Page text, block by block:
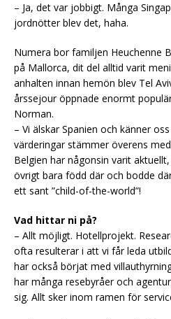
– Ja, det var jobbigt. Många
jordnötter blev det, haha.
Numera bor familjen Heuchenne
på Mallorca, dit del alltid varit
anhalten innan hemön blev Tel
årssejour öppnade enormt
Norman.
– Vi älskar Spanien och känner
värderingar stämmer överens
Belgien har någonsin varit
övrigt bara född där och bodde
ett sant ”child-of-the-world”!
Vad hittar ni på?
– Allt möjligt. Hotellprojekt.
ofta resulterar i att vi får leda
har också börjat med
har många resebyråer och
sig. Allt sker inom ramen för